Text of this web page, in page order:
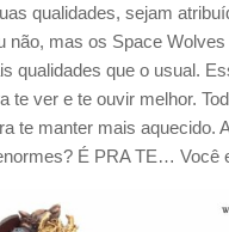
qualidades, sejam
não, mas os Space
qualidades que o usual.
te ver e te ouvir melhor.
te manter mais aquecido.
É PRA TE… Você